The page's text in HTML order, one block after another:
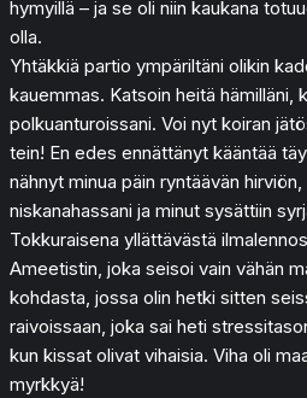
hymyillä – ja se oli niin kaukana
olla.
Yhtäkkiä partio ympäriltäni olikin
kauemmas. Katsoin heitä hämilläni,
polkuanturoissani. Voi nyt koiran
tein! En edes ennättänyt kääntää
nähnyt minua päin ryntäävän
niskanahassani ja minut sysättiin
Tokkuraisena yllättävästä
Ameetistin, joka seisoi vain vähän
kohdasta, jossa olin hetki sitten
raivoissaan, joka sai heti
kun kissat olivat vihaisia. Viha oli
myrkkyä!